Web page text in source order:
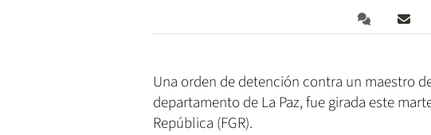
Una orden de detención contra un maestro
departamento de La Paz, fue girada este
República (FGR).